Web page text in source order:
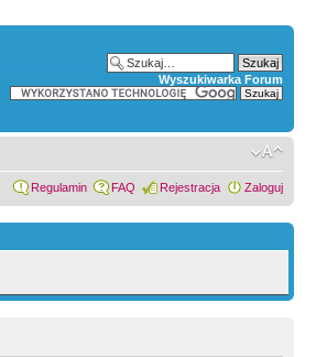
Wyszukiwarka Forum
Regulamin FAQ Rejestracja Zaloguj